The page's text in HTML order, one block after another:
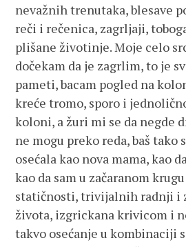
nevažnih trenutaka, blesave
reči i rečenica, zagrljaji,
plišane životinje. Moje celo
dočekam da je zagrlim, to je
pameti, bacam pogled na
kreće tromo, sporo i
koloni, a žuri mi se da negde
ne mogu preko reda, baš tako
osećala kao nova mama, kao
kao da sam u začaranom
statičnosti, trivijalnih radnji i
života, izgrickana krivicom i
takvo osećanje u kombinaciji